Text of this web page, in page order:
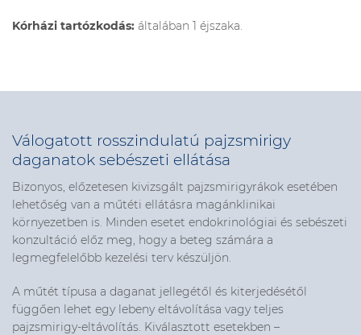
Kórházi tartózkodás: általában 1 éjszaka.
Válogatott rosszindulatú pajzsmirigy
daganatok sebészeti ellátása
Bizonyos, előzetesen kivizsgált pajzsmirigyrákok esetében
lehetőség van a műtéti ellátásra magánklinikai
környezetben is. Minden esetet endokrinológiai és sebészeti
konzultáció előz meg, hogy a beteg számára a
legmegfelelőbb kezelési terv készüljön.
A műtét típusa a daganat jellegétől és kiterjedésétől
függően lehet egy lebeny eltávolítása vagy teljes
pajzsmirigy-eltávolítás. Kiválasztott esetekben –